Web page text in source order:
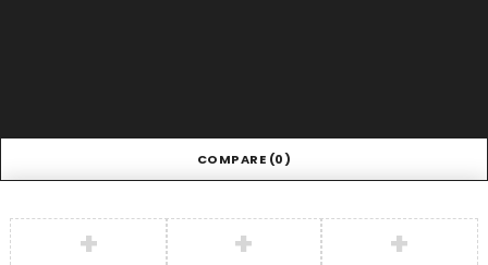
COMPARE (0)